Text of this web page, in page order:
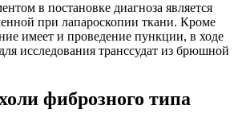
в постановке диагноза является
при лапароскопии ткани. Кроме
имеет и проведение пункции, в ходе
исследования транссудат из брюшной
фиброзного типа